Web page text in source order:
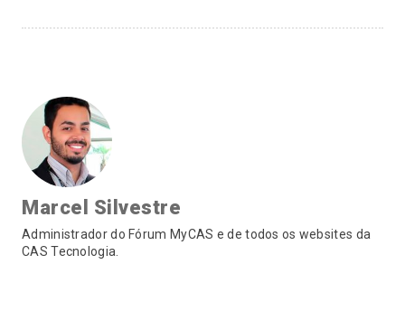
Marcel Silvestre
Administrador do Fórum MyCAS e de todos os websites da
CAS Tecnologia.